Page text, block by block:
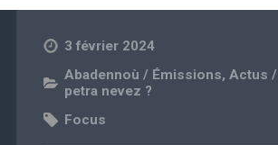
3 février 2024
Abadennoù / Émissions,Actus /
petra nevez ?
Focus